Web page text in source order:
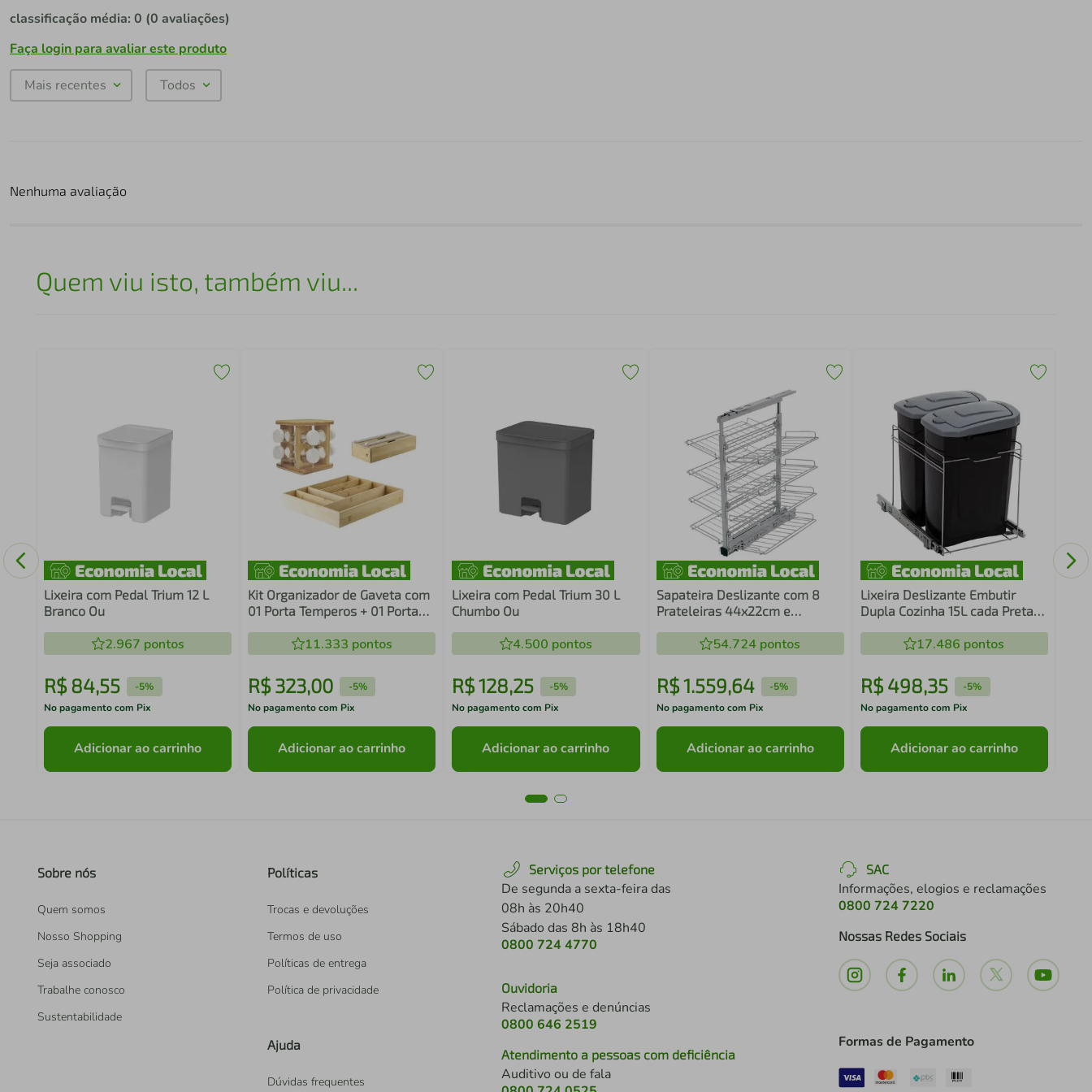
classificação média: 0 (0 avaliações)
Faça login para avaliar este produto
Mais recentes Todos
Nenhuma avaliação
Quem viu isto, também viu...
Lixeira com Pedal Trium 12 L
Branco Ou
2.967 pontos
R$ 84,55 -5%
No pagamento com Pix
Adicionar ao carrinho
Kit Organizador de Gaveta com
01 Porta Temperos + 01 Porta
Talheres em Bambu Ou
11.333 pontos
R$ 323,00 -5%
No pagamento com Pix
Adicionar ao carrinho
Lixeira com Pedal Trium 30 L
Chumbo Ou
4.500 pontos
R$128,25 -5%
No pagamento com Pix
Adicionar ao carrinho
Sapateira Deslizante com 8
Prateleiras 44x22cm e
Aço Carbono54.724 pontos
R$1.559,64 -5%
No pagamento com Pix
Adicionar ao carrinho
Lixeira Deslizante Embutir
Dupla Cozinha 15L cada Preta
17.486 pontos
R$ 498,35 -5%
No pagamento com Pix
Adicionar ao carrinho
Sobre nós
Quem somos
Nosso Shopping
Seja associado
Trabalhe conosco
Sustentabilidade
Políticas
Trocas e devoluções
Termos de uso
Políticas de entrega
Política de privacidade
Ajuda
Dúvidas frequentes
Serviços por telefone
De segunda a sexta-feira das
08h às 20h40
Sábado das 8h às 18h40
0800 724 4770
Ouvidoria
Reclamações e denúncias
0800 646 2519
Atendimento a pessoas com deficiência
Auditivo ou de fala
SAC
Informações, elogios e reclamações
0800 724 7220
Nossas Redes Sociais
Formas de Pagamento